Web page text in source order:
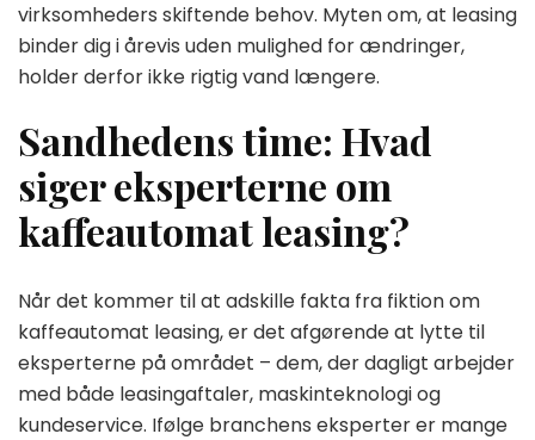
virksomheders skiftende behov. Myten om, at leasing
binder dig i årevis uden mulighed for ændringer,
holder derfor ikke rigtig vand længere.
Sandhedens time: Hvad
siger eksperterne om
kaffeautomat leasing?
Når det kommer til at adskille fakta fra fiktion om
kaffeautomat leasing, er det afgørende at lytte til
eksperterne på området – dem, der dagligt arbejder
med både leasingaftaler, maskinteknologi og
kundeservice. Ifølge branchens eksperter er mange